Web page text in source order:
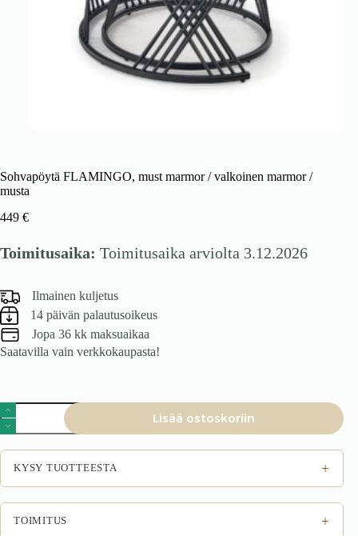
Sohvapöytä FLAMINGO, must marmor / valkoinen marmor /
musta
449 €
Toimitusaika: Toimitusaika arviolta 3.12.2026
Ilmainen kuljetus
14 päivän palautusoikeus
Jopa 36 kk maksuaikaa
Saatavilla vain verkkokaupasta!
Sohvapöytä
FLAMINGO,
must
marmor
valkoinen
marmor
/
musta
Lisää ostoskoriin
KYSY TUOTTEESTA +
TOIMITUS +